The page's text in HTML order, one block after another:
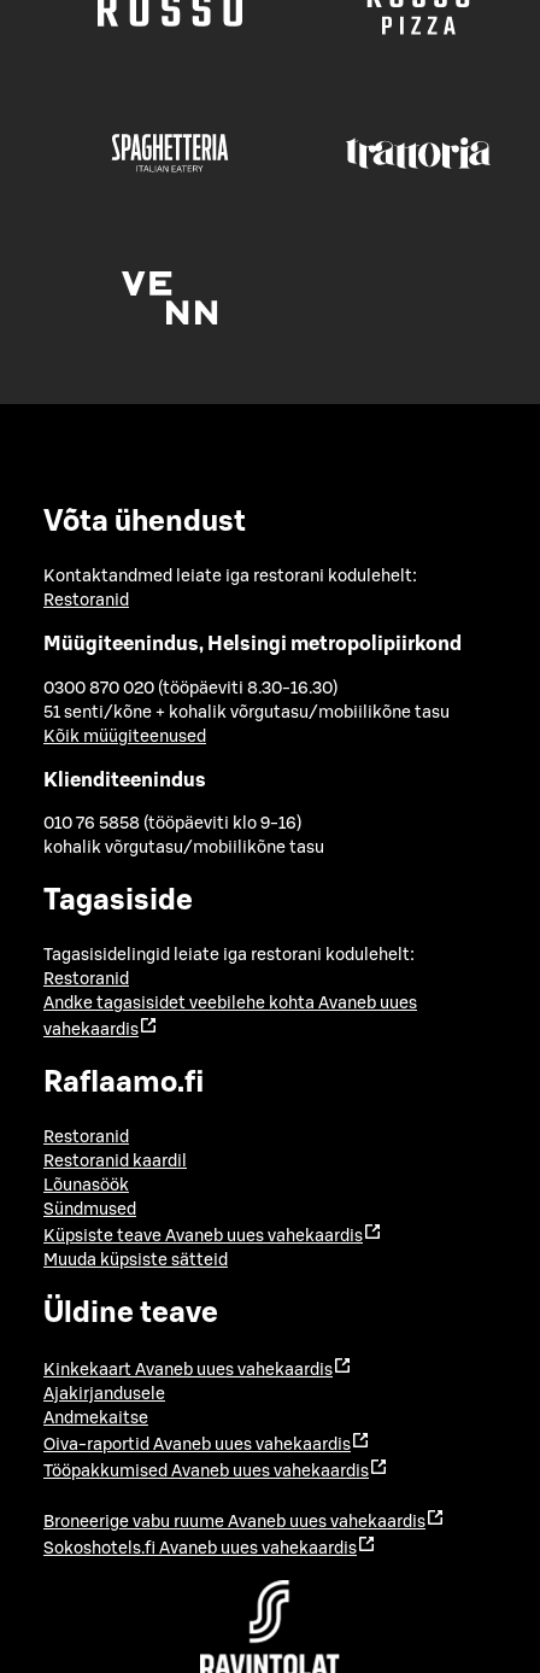
Võta ühendust
Kontaktandmed leiate iga restorani kodulehelt:
Restoranid
Müügiteenindus, Helsingi metropolipiirkond
0300 870 020 (tööpäeviti 8.30-16.30)
51 senti/kõne + kohalik võrgutasu/mobiilikõne tasu
Kõik müügiteenused
Klienditeenindus
010 76 5858 (tööpäeviti klo 9-16)
kohalik võrgutasu/mobiilikõne tasu
Tagasiside
Tagasisidelingid leiate iga restorani kodulehelt:
Restoranid
Andke tagasisidet veebilehe kohta Avaneb uues
vahekaardis
Raflaamo.fi
Restoranid
Restoranid kaardil
Lõunasöök
Sündmused
Küpsiste teave Avaneb uues vahekaardis
Muuda küpsiste sätteid
Üldine teave
Kinkekaart Avaneb uues vahekaardis
Ajakirjandusele
Andmekaitse
Oiva-raportid Avaneb uues vahekaardis
Tööpakkumised Avaneb uues vahekaardis
Broneerige vabu ruume Avaneb uues vahekaardis
Sokoshotels.fi Avaneb uues vahekaardis